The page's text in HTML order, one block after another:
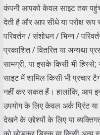
कंपनी आपको केवल साइट तक
देती है और आप सीधे या परोक्ष रूप
परिवर्तन / संशोधन / भिन्न /
प्रकाशित / वितरित या अन्यथा
सामग्री, या इसके किसी भी
साइट में शामिल किसी भी प्रचार
नहीं कर सकत हैं। हालांकि, आप
उपयोग के लिए केवल अर्क प्रिंट
देखने के उद्देश्यों के लिए या